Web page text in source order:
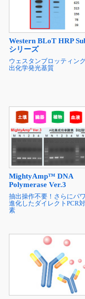
Western BLoT HRP
シリーズ
ウェスタンブロッティン
出化学発光基質
MightyAmp™ DNA
Polymerase Ver.3
抽出操作不要！さらにパ
進化したダイレクトPCR
素